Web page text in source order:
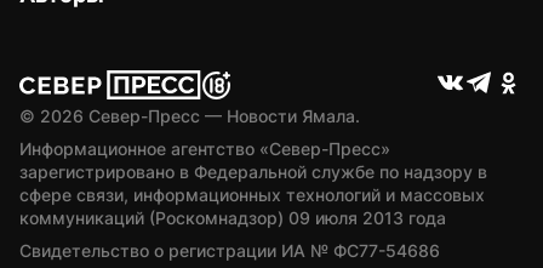
© 2026 Север-Пресс — Новости Ямала.
Информационное агентство «Север-Пресс»
зарегистрировано в Федеральной службе по надзору в
сфере связи, информационных технологий и массовых
коммуникаций (Роскомнадзор) 09 июля 2013 года
Свидетельство о регистрации ИА № ФС77-54686